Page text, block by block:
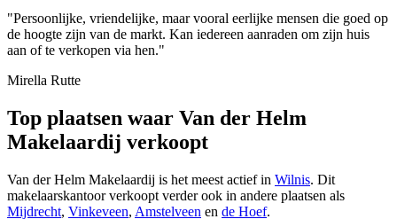
"Persoonlijke, vriendelijke, maar vooral eerlijke mensen die goed op
de hoogte zijn van de markt. Kan iedereen aanraden om zijn huis
aan of te verkopen via hen."
Mirella Rutte
Top plaatsen waar Van der Helm
Makelaardij verkoopt
Van der Helm Makelaardij is het meest actief in Wilnis. Dit
makelaarskantoor verkoopt verder ook in andere plaatsen als
Mijdrecht, Vinkeveen, Amstelveen en de Hoef.